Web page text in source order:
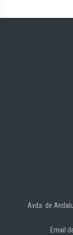
Avda. de
Email